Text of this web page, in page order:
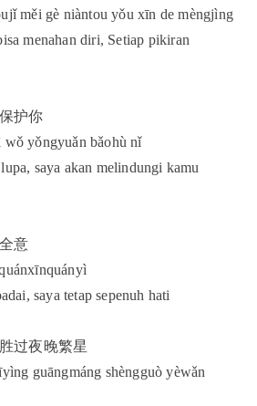
měi gè niàntou yǒu xīn de mèngjìng
menahan diri, Setiap pikiran
护你
yǒngyuǎn bǎohù nǐ
saya akan melindungi kamu
意
saya tetap sepenuh hati
过夜晚繁星
guāngmáng shèngguò yèwǎn